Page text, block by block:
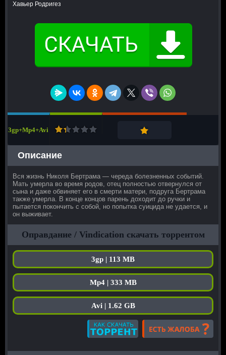
Хавьер Родригез
3gp+Mp4+Avi
Описание
Вся жизнь Николя Бертрама — череда болезненных событий.
Мать умерла во время родов, отец полностью отвернулся от
сына и даже обвиняет его в смерти матери, подруга Бертрама
также умерла. В конце концов парень доходит до ручки и
пытается покончить с собой, но попытка суицида не удается, и
он выживает.
Оправдание / Vindication скачать торрентом
3gp | 113 MB
Mp4 | 333 MB
Avi | 1.62 GB